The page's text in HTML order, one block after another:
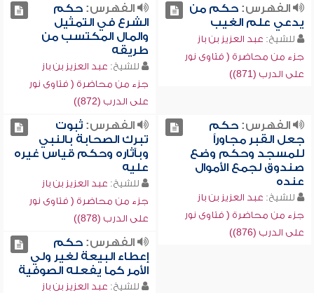
الفهرس:حكم من
يدعي علم الغيب
للشيخ: عبد العزيز بن باز
جزء من محاضرة ( فتاوى نور
على الدرب (871))
الفهرس:حكم
الشرع في التمثيل
والمال المكتسب من
طريقه
للشيخ: عبد العزيز بن باز
جزء من محاضرة ( فتاوى نور
على الدرب (872))
الفهرس:حكم
جعل القبر مجاوراً
للمسجد وحكم وضع
صندوق لجمع الأموال
عنده
للشيخ: عبد العزيز بن باز
جزء من محاضرة ( فتاوى نور
على الدرب (876))
الفهرس:ثبوت
تبرك الصحابة بالنبي
وبآثاره وحكم قياس غيره
عليه
للشيخ: عبد العزيز بن باز
جزء من محاضرة ( فتاوى نور
على الدرب (878))
الفهرس:حكم
إعطاء البيعة لغير ولي
الأمر كما يفعله الصوفية
للشيخ: عبد العزيز بن باز